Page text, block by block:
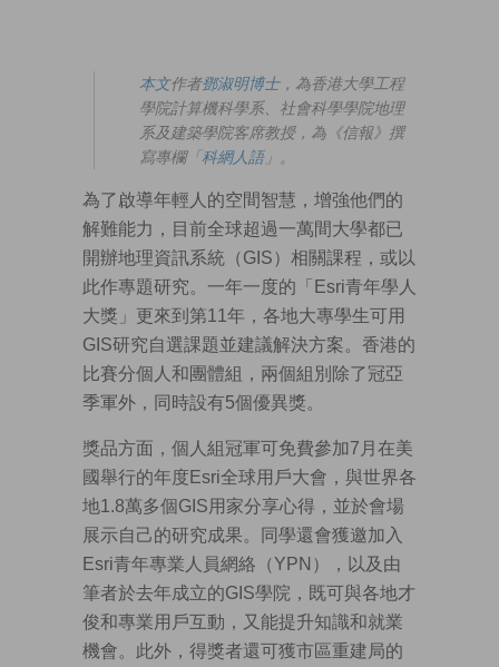
本文作者鄧淑明博士，為香港大學工程
學院計算機科學系、社會科學學院地理
系及建築學院客席教授，為《信報》撰
寫專欄「科網人語」。
為了啟導年輕人的空間智慧，增強他們的
解難能力，目前全球超過一萬間大學都已
開辦地理資訊系統（GIS）相關課程，或以
此作專題研究。一年一度的「Esri青年學人
大獎」更來到第11年，各地大專學生可用
GIS研究自選課題並建議解決方案。香港的
比賽分個人和團體組，兩個組別除了冠亞
季軍外，同時設有5個優異獎。
獎品方面，個人組冠軍可免費參加7月在美
國舉行的年度Esri全球用戶大會，與世界各
地1.8萬多個GIS用家分享心得，並於會場
展示自己的研究成果。同學還會獲邀加入
Esri青年專業人員網絡（YPN），以及由
筆者於去年成立的GIS學院，既可與各地才
俊和專業用戶互動，又能提升知識和就業
機會。此外，得獎者還可獲市區重建局的